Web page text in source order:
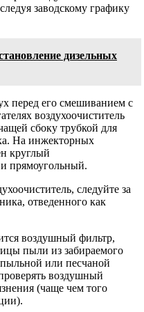
заводскому графику
дизельных
перед его смешиванием с
воздухоочиститель
сбоку трубкой для
На инжекторных
круглый
прямоугольный.
следуйте за
отведенного как
воздушный фильтр,
пыли из забираемого
или песчаной
воздушный
(чаще чем того